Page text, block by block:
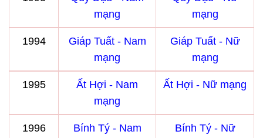
mạng
mạng
1994
Giáp Tuất - Nam
mạng
Giáp Tuất - Nữ
mạng
1995
Ất Hợi - Nam
mạng
Ất Hợi - Nữ mạng
1996
Bính Tý - Nam
Bính Tý - Nữ